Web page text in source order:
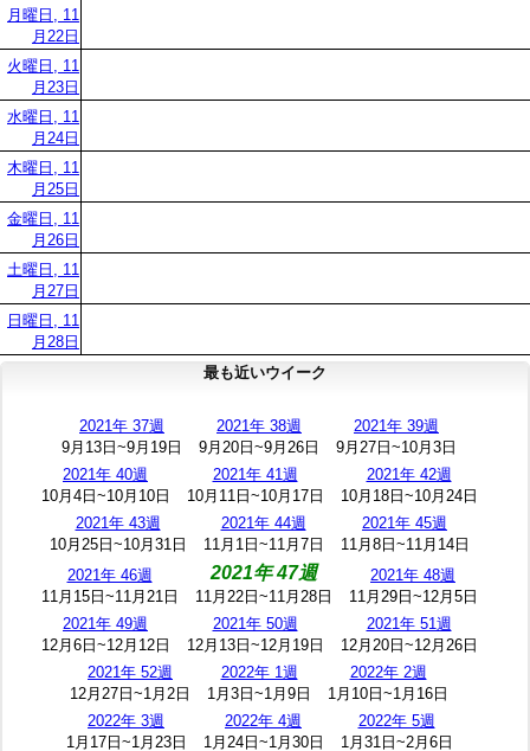
月曜日, 11
月22日
火曜日, 11
月23日
水曜日, 11
月24日
木曜日, 11
月25日
金曜日, 11
月26日
土曜日, 11
月27日
日曜日, 11
月28日
最も近いウイーク
2021年 37週
9月13日~9月19日
2021年 38週
9月20日~9月26日
2021年 39週
9月27日~10月3日
2021年 40週
10月4日~10月10日
2021年 41週
10月11日~10月17日
2021年 42週
10月18日~10月24日
2021年 43週
10月25日~10月31日
2021年 44週
11月1日~11月7日
2021年 45週
11月8日~11月14日
2021年 46週
11月15日~11月21日
2021年 47週
11月22日~11月28日
2021年 48週
11月29日~12月5日
2021年 49週
12月6日~12月12日
2021年 50週
12月13日~12月19日
2021年 51週
12月20日~12月26日
2021年 52週
12月27日~1月2日
2022年 1週
1月3日~1月9日
2022年 2週
1月10日~1月16日
2022年 3週
1月17日~1月23日
2022年 4週
1月24日~1月30日
2022年 5週
1月31日~2月6日